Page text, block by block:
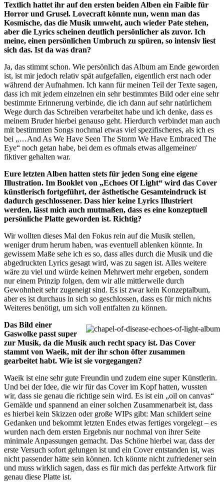
Textlich hattet ihr auf den ersten beiden Alben ein Faible für
Horror und Grusel. Lovecraft könnte nun, wenn man das
Kosmische, das die Musik umweht, auch wieder Pate stehen,
aber die Lyrics scheinen deutlich persönlicher als zuvor. Ich
meine, einen persönlichen Umbruch zu spüren, so intensiv liest
sich das. Ist da was dran?
Ja, das stimmt schon. Wie persönlich das Album am Ende geworden
ist, ist mir jedoch relativ spät aufgefallen, eigentlich erst nach oder
während der Aufnahmen. Ich kann für meinen Teil der Texte sagen,
dass ich mit jedem einzelnen ein sehr bestimmtes Bild oder eine sehr
bestimmte Erinnerung verbinde, die ich dann auf sehr natürlichem
Wege durch das Schreiben verarbeitet habe und ich denke, dass es
meinem Bruder hierbei genauso geht. Hierdurch verbindet man auch
mit bestimmten Songs nochmal etwas viel spezifischeres, als ich es
bei „…And As We Have Seen The Storm We Have Embraced The
Eye“ noch getan habe, bei dem es oftmals etwas allgemeiner/
fiktiver gehalten war.
Eure letzten Alben hatten stets für jeden Song eine eigene
Illustration. Im Booklet von „Echoes Of Light“ wird das Cover
künstlerisch fortgeführt, der ästhetische Gesamteindruck ist
dadurch geschlossener. Dass hier keine Lyrics Illustriert
werden, lässt mich auch mutmaßen, dass es eine konzeptuell
persönliche Platte geworden ist. Richtig?
Wir wollten dieses Mal den Fokus rein auf die Musik stellen,
weniger drum herum haben, was eventuell ablenken könnte. In
gewissem Maße sehe ich es so, dass alles durch die Musik und die
abgedruckten Lyrics gesagt wird, was zu sagen ist. Alles weitere
wäre zu viel und würde keinen Mehrwert mehr ergeben, sondern
nur einem Prinzip folgen, dem wir alle mittlerweile durch
Gewohnheit sehr zugeneigt sind. Es ist zwar kein Konzeptalbum,
aber es ist durchaus in sich so geschlossen, dass es für mich nichts
Weiteres benötigt, um sich voll entfalten zu können.
Das Bild einer
Gaswolke passt super
zur Musik, da die Musik auch recht spacy ist. Das Cover
stammt von Waeik, mit der ihr schon öfter zusammen
gearbeitet habt. Wie ist sie vorgegangen?
Waeik ist eine sehr gute Freundin und zudem eine super Künstlerin.
Und bei der Idee, die wir für das Cover im Kopf hatten, wussten
wir, dass sie genau die richtige sein wird. Es ist ein „oil on canvas“
Gemälde und spannend an einer solchen Zusammenarbeit ist, dass
es hierbei kein Skizzen oder große WIPs gibt: Man schildert seine
Gedanken und bekommt letzten Endes etwas fertiges vorgelegt – es
wurden nach dem ersten Ergebnis nur nochmal von ihrer Seite
minimale Anpassungen gemacht. Das Schöne hierbei war, dass der
erste Versuch sofort gelungen ist und ein Cover entstanden ist, was
nicht passender hätte sein können. Ich könnte nicht zufriedener sein
und muss wirklich sagen, dass es für mich das perfekte Artwork für
genau diese Platte ist.